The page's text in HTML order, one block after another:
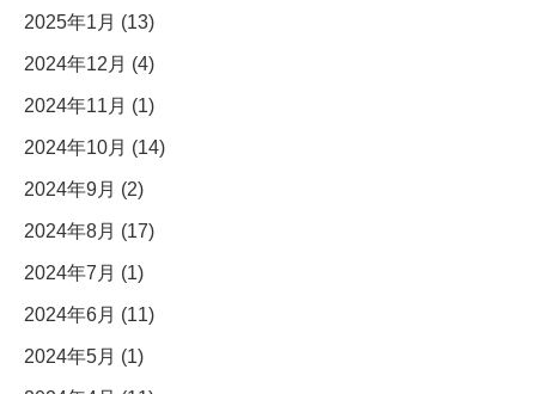
2025年1月 (13)
2024年12月 (4)
2024年11月 (1)
2024年10月 (14)
2024年9月 (2)
2024年8月 (17)
2024年7月 (1)
2024年6月 (11)
2024年5月 (1)